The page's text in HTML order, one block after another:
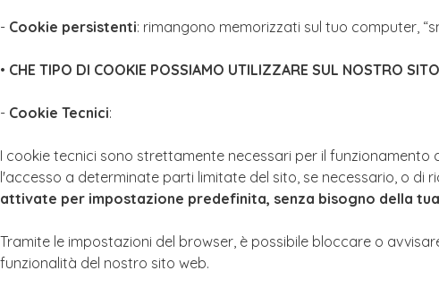
- Cookie persistenti: rimangono memorizzati sul tuo computer,
• CHE TIPO DI COOKIE POSSIAMO UTILIZZARE SUL NOSTRO
- Cookie Tecnici:
I cookie tecnici sono strettamente necessari per il
l'accesso a determinate parti limitate del sito, se necessario, o di
attivate per impostazione predefinita, senza bisogno della
Tramite le impostazioni del browser, è possibile bloccare o
funzionalità del nostro sito web.